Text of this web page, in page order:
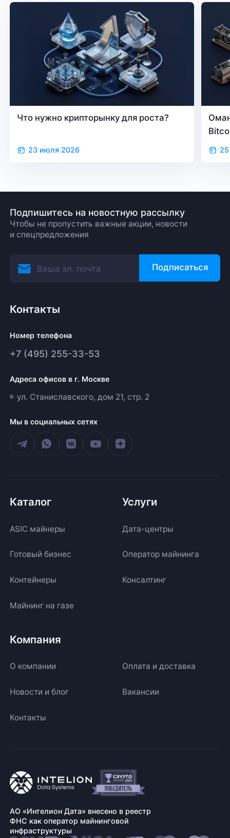
Что нужно крипторынку для роста?
23 июля 2026
Подпишитесь на новостную рассылку
Чтобы не пропустить важные акции, новости
и спецпредложения
Подписаться
Контакты
Номер телефона
+7 (495) 255-33-53
Адреса офисов в г. Москве
ул. Станиславского, дом 21, стр. 2
Мы в социальных сетях
Каталог
ASIC майнеры
Готовый бизнес
Контейнеры
Майнинг на газе
Услуги
Дата-центры
Оператор майнинга
Консалтинг
Компания
О компании Оплата и доставка
Новости и блог Вакансии
Контакты
АО «Интелион Дата» внесено в реестр
ФНС как оператор майнинговой
инфраструктуры